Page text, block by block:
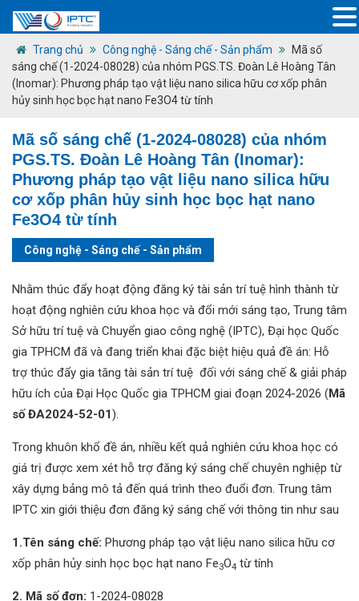
Trang chủ Công nghệ - Sáng chế - Sản phẩm
Mã số
sáng chế (1-2024-08028) của nhóm PGS.TS. Đoàn Lê Hoàng Tân
(Inomar): Phương pháp tạo vật liệu nano silica hữu cơ xốp phân
hủy sinh học bọc hạt nano Fe3O4 từ tính
Mã số sáng chế (1-2024-08028) của nhóm
PGS.TS. Đoàn Lê Hoàng Tân (Inomar):
Phương pháp tạo vật liệu nano silica hữu
cơ xốp phân hủy sinh học bọc hạt nano
Fe3O4 từ tính
Công nghệ - Sáng chế - Sản phẩm
Nhằm thúc đẩy hoạt động đăng ký tài sản trí tuệ hình thành từ
hoạt động nghiên cứu khoa học và đổi mới sáng tạo, Trung tâm
Sở hữu trí tuệ và Chuyển giao công nghệ (IPTC), Đại học Quốc
gia TPHCM đã và đang triển khai đặc biệt hiệu quả đề án: Hỗ
trợ thúc đẩy gia tăng tài sản trí tuệ đối với sáng chế & giải pháp
hữu ích của Đại Học Quốc gia TPHCM giai đoạn 2024-2026 (Mã
số ĐA2024-52-01).
Trong khuôn khổ đề án, nhiều kết quả nghiên cứu khoa học có
giá trị được xem xét hỗ trợ đăng ký sáng chế chuyên nghiệp từ
xây dựng bảng mô tả đến quá trình theo đuổi đơn. Trung tâm
IPTC xin giới thiệu đơn đăng ký sáng chế với thông tin như sau
1.Tên sáng chế: Phương pháp tạo vật liệu nano silica hữu cơ
xốp phân hủy sinh học bọc hạt nano Fe3O4 từ tính
2. Mã số đơn: 1-2024-08028